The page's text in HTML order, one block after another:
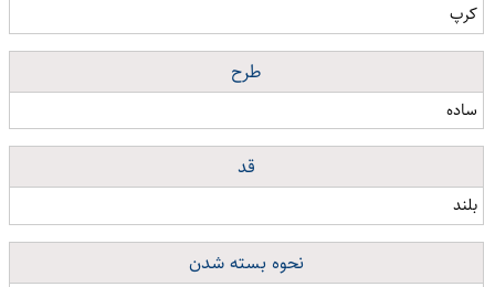
کرپ
طرح
ساده
قد
بلند
نحوه بسته شدن